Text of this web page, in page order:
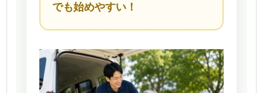
でも始めやすい！